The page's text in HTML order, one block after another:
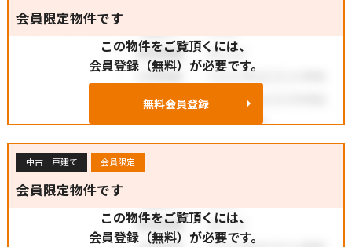
会員限定物件です
この物件をご覧頂くには、
会員登録（無料）が必要です。
無料会員登録
中古一戸建て 会員限定
会員限定物件です
この物件をご覧頂くには、
会員登録（無料）が必要です。